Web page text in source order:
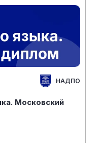
НАДПО
Московский